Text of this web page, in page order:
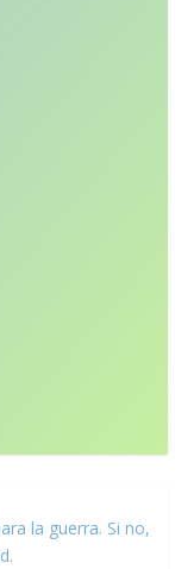
la guerra. Si no,